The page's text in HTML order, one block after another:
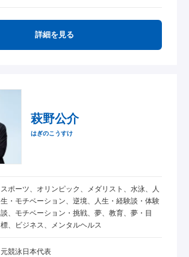
詳細を見る
萩野公介
はぎのこうすけ
スポーツ、オリンピック、メダリスト、水泳、人
生・モチベーション、逆境、人生・経験談・体験
談、モチベーション・挑戦、夢、教育、夢・目
標、ビジネス、メンタルヘルス
元競泳日本代表